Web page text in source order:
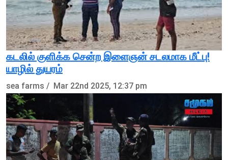
கடலில் குளிக்க சென்ற இளைஞன் சடலமாக மீட்பு!
யாழில் துயரம்
sea farms / Mar 22nd 2025, 12:37 pm